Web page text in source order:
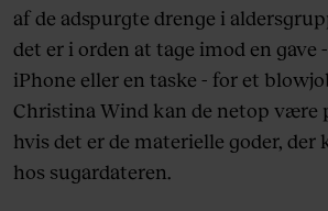
af de adspurgte drenge i
det er i orden at tage imod en gave
iPhone eller en taske - for et
Christina Wind kan de netop være
hvis det er de materielle goder,
hos sugardateren.